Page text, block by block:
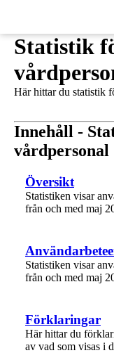
Statistik
Här hittar du statistik
Innehåll -
vårdpersonal
1 av 1
Översikt
Statistiken visar
från och med maj
1 av 1
Statistiken visar
från och med maj
1 av 1
Förklaringar
Här hittar du
av vad som visas i